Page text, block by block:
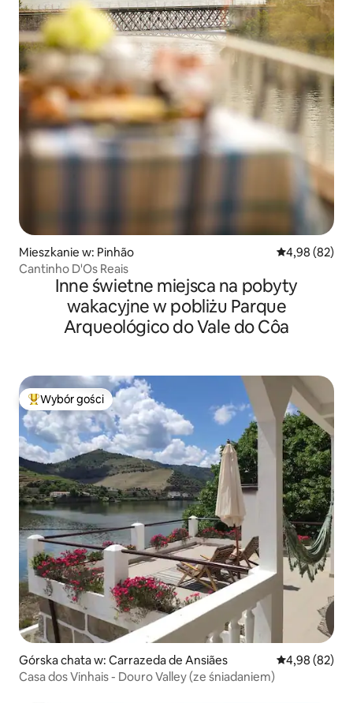
Mieszkanie w: Pinhão Średnia
4,98 (82)
Cantinho D'Os Reais
Inne świetne miejsca na pobyty
wakacyjne w pobliżu Parque
Arqueológico do Vale do Côa
Najpopularniejsze z kategorii Wybór gości
Wybór gości
Górska chata w: Carrazeda de Ansiães Średnia
4,98 (82)
Casa dos Vinhais - Douro Valley (ze śniadaniem)